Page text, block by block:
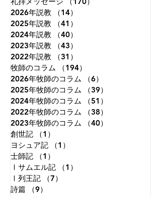
に造られました。しかし、私
たちは視線を自分自身にだけ
集中させがちです。本来、人
は天を見上げて生きるように
造られているのに、地上のこ
とに埋もれて生きてしまうこ
とが、苦しみもがく原因の一
つです。天に視線を向けると
は、す
2026年説教
（14）
2025年説教
（41）
2024年説教
（40）
2023年説教
（43）
2022年説教
（31）
牧師のコラム
（194）
2026年牧師のコラム
（6）
2025年牧師のコラム
（39）
2024年牧師のコラム
（51）
2022年牧師のコラム
（38）
2023年牧師のコラム
（40）
創世記
（1）
ヨシュア記
（1）
士師記
（1）
Ⅰサムエル記
（1）
Ⅰ列王記
（7）
詩篇
（9）